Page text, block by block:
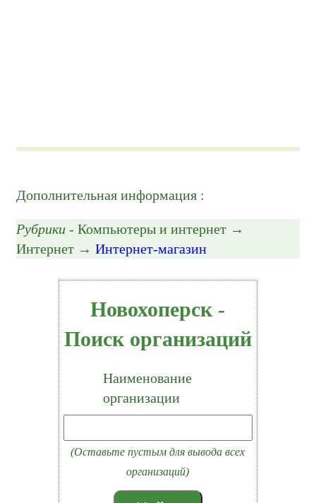
Дополнительная информация :
Рубрики - Компьютеры и интернет →
Интернет →Интернет-магазин
Новохоперск -
Поиск организаций
Наименование
организации
(Оставьте пустым для вывода всех
организаций)